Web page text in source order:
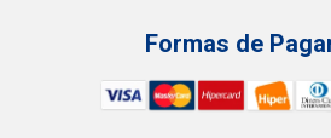
Formas de